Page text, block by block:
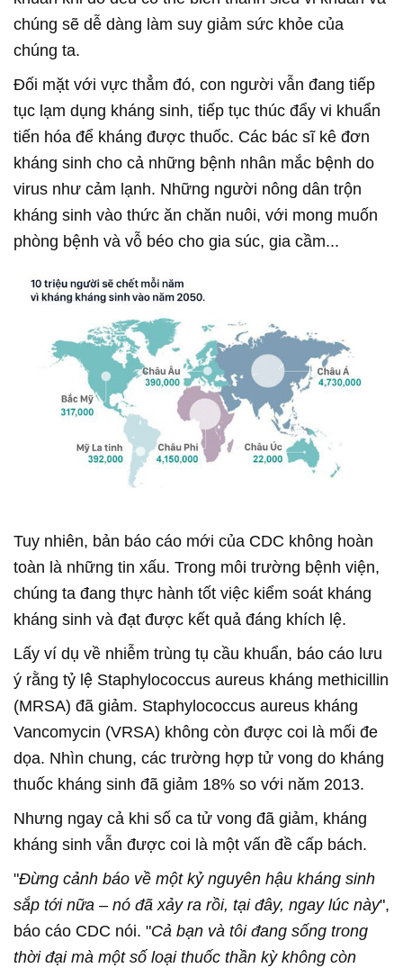
chúng sẽ dễ dàng làm suy giảm sức khỏe của
chúng ta.
Đối mặt với vực thẳm đó, con người vẫn đang tiếp
tục lạm dụng kháng sinh, tiếp tục thúc đẩy vi khuẩn
tiến hóa để kháng được thuốc. Các bác sĩ kê đơn
kháng sinh cho cả những bệnh nhân mắc bệnh do
virus như cảm lạnh. Những người nông dân trộn
kháng sinh vào thức ăn chăn nuôi, với mong muốn
phòng bệnh và vỗ béo cho gia súc, gia cầm...
Tuy nhiên, bản báo cáo mới của CDC không hoàn
toàn là những tin xấu. Trong môi trường bệnh viện,
chúng ta đang thực hành tốt việc kiểm soát kháng
kháng sinh và đạt được kết quả đáng khích lệ.
Lấy ví dụ về nhiễm trùng tụ cầu khuẩn, báo cáo lưu
ý rằng tỷ lệ Staphylococcus aureus kháng methicillin
(MRSA) đã giảm. Staphylococcus aureus kháng
Vancomycin (VRSA) không còn được coi là mối đe
dọa. Nhìn chung, các trường hợp tử vong do kháng
thuốc kháng sinh đã giảm 18% so với năm 2013.
Nhưng ngay cả khi số ca tử vong đã giảm, kháng
kháng sinh vẫn được coi là một vấn đề cấp bách.
"Đừng cảnh báo về một kỷ nguyên hậu kháng sinh
sắp tới nữa – nó đã xảy ra rồi, tại đây, ngay lúc này",
báo cáo CDC nói. "Cả bạn và tôi đang sống trong
thời đại mà một số loại thuốc thần kỳ không còn